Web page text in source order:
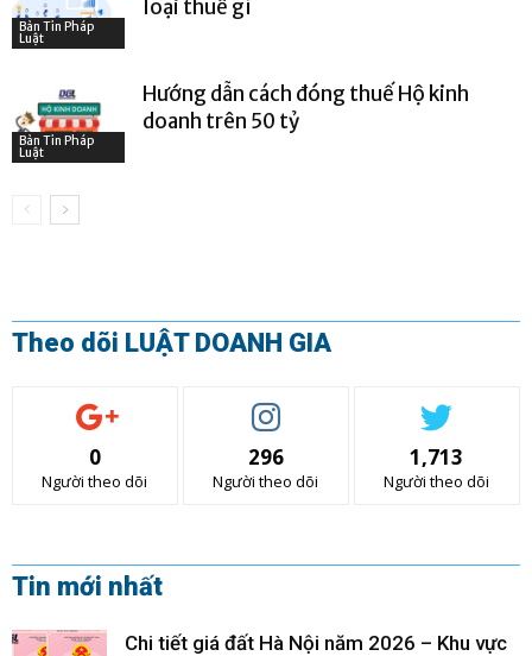
Bản Tin Pháp
Luật
loại thuế gì
Bản Tin Pháp
Luật
Hướng dẫn cách đóng thuế Hộ kinh
doanh trên 50 tỷ
Theo dõi LUẬT DOANH GIA
0
Người theo dõi
296
Người theo dõi
1,713
Người theo dõi
Tin mới nhất
Chi tiết giá đất Hà Nội năm 2026 – Khu vực